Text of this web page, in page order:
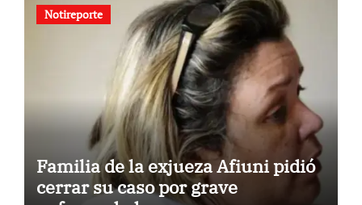
Notireporte
Familia de la exjueza Afiuni pidió
cerrar su caso por grave